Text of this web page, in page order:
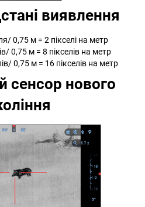
виявлення
0,75 м = 2 пікселі на метр
0,75 м = 8 пікселів на метр
0,75 м = 16 пікселів на метр
сенсор нового